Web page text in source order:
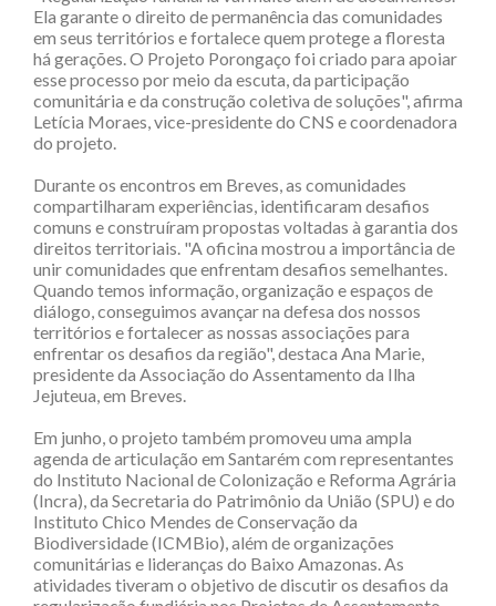
Ela garante o direito de permanência das comunidades
em seus territórios e fortalece quem protege a floresta
há gerações. O Projeto Porongaço foi criado para apoiar
esse processo por meio da escuta, da participação
comunitária e da construção coletiva de soluções", afirma
Letícia Moraes, vice-presidente do CNS e coordenadora
do projeto.
Durante os encontros em Breves, as comunidades
compartilharam experiências, identificaram desafios
comuns e construíram propostas voltadas à garantia dos
direitos territoriais. "A oficina mostrou a importância de
unir comunidades que enfrentam desafios semelhantes.
Quando temos informação, organização e espaços de
diálogo, conseguimos avançar na defesa dos nossos
territórios e fortalecer as nossas associações para
enfrentar os desafios da região", destaca Ana Marie,
presidente da Associação do Assentamento da Ilha
Jejuteua, em Breves.
Em junho, o projeto também promoveu uma ampla
agenda de articulação em Santarém com representantes
do Instituto Nacional de Colonização e Reforma Agrária
(Incra), da Secretaria do Patrimônio da União (SPU) e do
Instituto Chico Mendes de Conservação da
Biodiversidade (ICMBio), além de organizações
comunitárias e lideranças do Baixo Amazonas. As
atividades tiveram o objetivo de discutir os desafios da